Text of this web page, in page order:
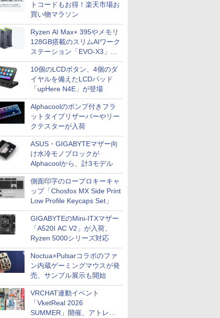
トコードもお得！楽天市場お
買い物マラソン
Ryzen AI Max+ 395やメモリ
128GB搭載のスリムAIワーク
ステーション「EVO-X3」が
GMKtecから
10個のLCDボタン、4個のダ
イヤルを備えたLCDパッド
「upHere N4E」が登場
Alphacoolのポンプ付きフラ
ットタイプリザーバーやリー
クテスターが入荷
ASUS・GIGABYTEマザー向
け水冷モノブロックが
Alphacoolから、計3モデル
側面印字のロープロキーキャ
ップ「Chosfox MX Side Print
Low Profile Keycaps Set」
GIGABYTEのMini-ITXマザー
「A520I AC V2」が入荷、
Ryzen 5000シリーズ対応
Noctua×Pulsarコラボのファ
ン内蔵ゲーミングマウスが発
売、サンプル展示も開始
VRCHAT連動イベント
「VketReal 2026
SUMMER」開催、アトレ秋